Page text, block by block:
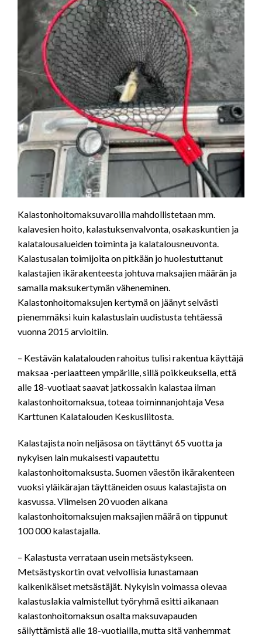
Kalastonhoitomaksuvaroilla mahdollistetaan mm.
kalavesien hoito, kalastuksenvalvonta, osakaskuntien ja
kalatalousalueiden toiminta ja kalatalousneuvonta.
Kalastusalan toimijoita on pitkään jo huolestuttanut
kalastajien ikärakenteesta johtuva maksajien määrän ja
samalla maksukertymän väheneminen.
Kalastonhoitomaksujen kertymä on jäänyt selvästi
pienemmäksi kuin kalastuslain uudistusta tehtäessä
vuonna 2015 arvioitiin.
– Kestävän kalatalouden rahoitus tulisi rakentua käyttäjä
maksaa -periaatteen ympärille, sillä poikkeuksella, että
alle 18-vuotiaat saavat jatkossakin kalastaa ilman
kalastonhoitomaksua, toteaa toiminnanjohtaja Vesa
Karttunen Kalatalouden Keskusliitosta.
Kalastajista noin neljäsosa on täyttänyt 65 vuotta ja
nykyisen lain mukaisesti vapautettu
kalastonhoitomaksusta. Suomen väestön ikärakenteen
vuoksi yläikärajan täyttäneiden osuus kalastajista on
kasvussa. Viimeisen 20 vuoden aikana
kalastonhoitomaksujen maksajien määrä on tippunut
100 000 kalastajalla.
– Kalastusta verrataan usein metsästykseen.
Metsästyskortin ovat velvollisia lunastamaan
kaikenikäiset metsästäjät. Nykyisin voimassa olevaa
kalastuslakia valmistellut työryhmä esitti aikanaan
kalastonhoitomaksun osalta maksuvapauden
säilyttämistä alle 18-vuotiailla, mutta sitä vanhemmat